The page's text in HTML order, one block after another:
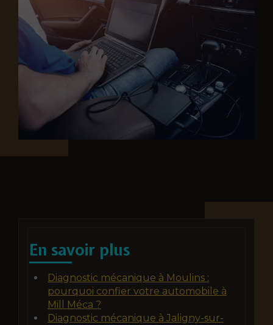
En savoir plus
Diagnostic mécanique à Moulins :
pourquoi confier votre automobile à
Mill Méca ?
Diagnostic mécanique à Jaligny-sur-